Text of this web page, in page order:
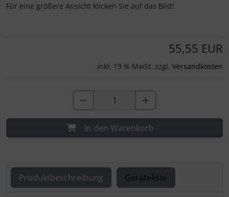
Für eine größere Ansicht klicken Sie auf das Bild!
55,55 EUR
inkl. 19 % MwSt. zzgl. Versandkosten
In den Warenkorb
Produktbeschreibung Geräteliste